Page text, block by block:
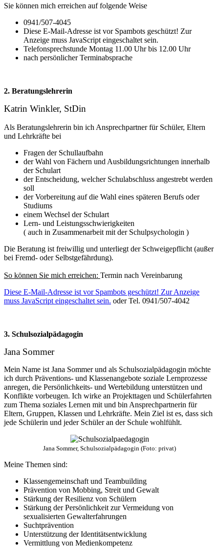
Sie können mich erreichen auf folgende Weise
0941/507-4045
Diese E-Mail-Adresse ist vor Spambots geschützt! Zur
Anzeige muss JavaScript eingeschaltet sein.
Telefonsprechstunde Montag 11.00 Uhr bis 12.00 Uhr
nach persönlicher Terminabsprache
2. Beratungslehrerin
Katrin Winkler, StDin
Als Beratungslehrerin bin ich Ansprechpartner für Schüler, Eltern
und Lehrkräfte bei
Fragen der Schullaufbahn
der Wahl von Fächern und Ausbildungsrichtungen innerhalb
der Schulart
der Entscheidung, welcher Schulabschluss angestrebt werden
soll
der Vorbereitung auf die Wahl eines späteren Berufs oder
Studiums
einem Wechsel der Schulart
Lern- und Leistungsschwierigkeiten
( auch in Zusammenarbeit mit der Schulpsychologin )
Die Beratung ist freiwillig und unterliegt der Schweigepflicht (außer
bei Fremd- oder Selbstgefährdung).
So können Sie mich erreichen: Termin nach Vereinbarung
Diese E-Mail-Adresse ist vor Spambots geschützt! Zur Anzeige
muss JavaScript eingeschaltet sein. oder Tel. 0941/507-4042
3. Schulsozialpädagogin
Jana Sommer
Mein Name ist Jana Sommer und als Schulsozialpädagogin möchte
ich durch Präventions- und Klassenangebote soziale Lernprozesse
anregen, die Persönlichkeits- und Wertebildung unterstützen und
Konflikte vorbeugen. Ich wirke an Projekttagen und Schülerfahrten
zum Thema soziales Lernen mit und bin Ansprechpartnerin für
Eltern, Gruppen, Klassen und Lehrkräfte. Mein Ziel ist es, dass sich
jede Schülerin und jeder Schüler an der Schule wohlfühlt.
Jana Sommer, Schulsozialpädagogin (Foto: privat)
Meine Themen sind:
Klassengemeinschaft und Teambuilding
Prävention von Mobbing, Streit und Gewalt
Stärkung der Resilienz von Schülern
Stärkung der Persönlichkeit zur Vermeidung von
sexualisierten Gewalterfahrungen
Suchtprävention
Unterstützung der Identitätsentwicklung
Vermittlung von Medienkompetenz